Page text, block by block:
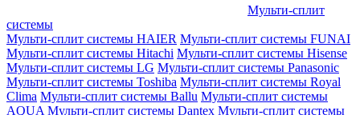
Мульти-сплит
системы
Мульти-сплит системы HAIER Мульти-сплит системы FUNAI
Мульти-сплит системы Hitachi Мульти-сплит системы Hisense
Мульти-сплит системы LG Мульти-сплит системы Panasonic
Мульти-сплит системы Toshiba Мульти-сплит системы Royal
Clima Мульти-сплит системы Ballu Мульти-сплит системы
AQUA Мульти-сплит системы Dantex Мульти-сплит системы